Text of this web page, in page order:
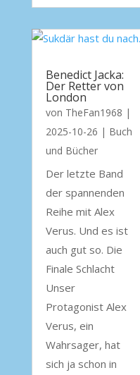
Benedict Jacka:
Der Retter von
London
von TheFan1968 |
2025-10-26 | Buch
und Bücher
Der letzte Band
der spannenden
Reihe mit Alex
Verus. Und es ist
auch gut so. Die
Finale Schlacht
Unser
Protagonist Alex
Verus, ein
Wahrsager, hat
sich ja schon in